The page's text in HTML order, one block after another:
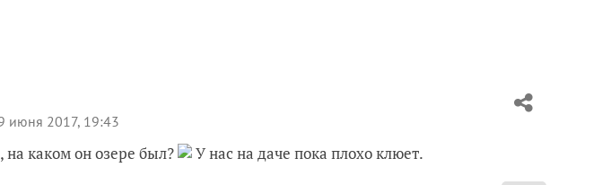
июня 2017, 19:43
каком он озере был? У нас на даче пока плохо клюет.